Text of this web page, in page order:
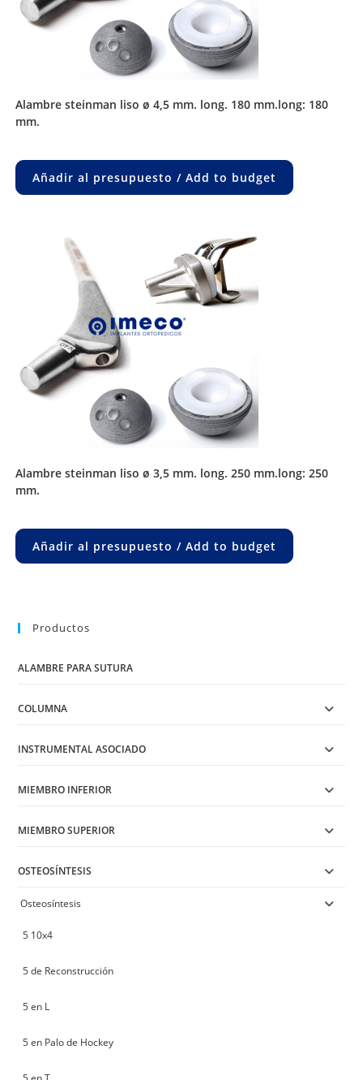
alambre steinman liso ø 4,5 mm. long. 180 mm.long: 180
mm.
Añadir al presupuesto / Add to budget
alambre steinman liso ø 3,5 mm. long. 250 mm.long: 250
mm.
Añadir al presupuesto / Add to budget
Productos
ALAMBRE PARA SUTURA
COLUMNA
INSTRUMENTAL ASOCIADO
MIEMBRO INFERIOR
MIEMBRO SUPERIOR
OSTEOSÍNTESIS
Osteosíntesis
5 10x4
5 de Reconstrucción
5 en L
5 en Palo de Hockey